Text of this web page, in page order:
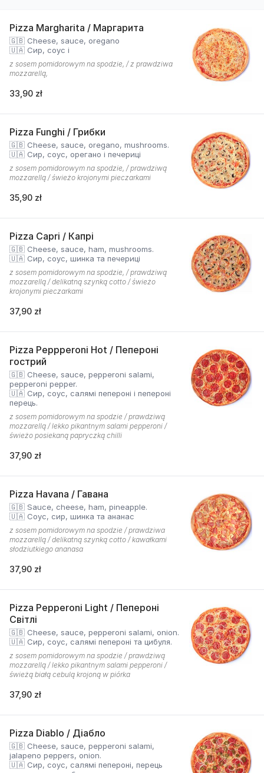
Pizza Margharita / Маргарита
🇬🇧 Cheese, sauce, oregano
🇺🇦 Сир, соус і
z sosem pomidorowym na spodzie, / z prawdziwa
mozzarellą,
33,90 zł
Pizza Funghi / Грибки
🇬🇧 Cheese, sauce, oregano, mushrooms.
🇺🇦 Сир, соус, орегано і печериці
z sosem pomidorowym na spodzie, / prawdziwą
mozzarellą / świeżo krojonymi pieczarkami
35,90 zł
Pizza Capri / Капрі
🇬🇧 Cheese, sauce, ham, mushrooms.
🇺🇦 Сир, соус, шинка та печериці
z sosem pomidorowym na spodzie, / prawdziwą
mozzarellą / delikatną szynką cotto / świeżo
krojonymi pieczarkami
37,90 zł
Pizza Peppperoni Hot / Пепероні
гострий
🇬🇧 Cheese, sauce, pepperoni salami,
pepperoni pepper.
🇺🇦 Сир, соус, салямі пепероні і пепероні
перець.
z sosem pomidorowym na spodzie / prawdziwą
mozzarellą / lekko pikantnym salami pepperoni /
świeżo posiekaną papryczką chilli
37,90 zł
Pizza Havana / Гавана
🇬🇧 Sauce, cheese, ham, pineapple.
🇺🇦 Соус, сир, шинка та ананас
z sosem pomidorowym na spodzie / prawdziwa
mozzarellą / delikatną szynką cotto / kawałkami
słodziutkiego ananasa
37,90 zł
Pizza Pepperoni Light / Пепероні
Світлі
🇬🇧 Cheese, sauce, pepperoni salami, onion.
🇺🇦 Сир, соус, салямі пепероні та цибуля.
z sosem pomidorowym na spodzie / prawdziwą
mozzarellą / lekko pikantnym salami pepperoni /
świeżą białą cebulą krojoną w piórka
37,90 zł
Pizza Diablo / Діабло
🇬🇧 Cheese, sauce, pepperoni salami,
jalapeno peppers, onion.
🇺🇦 Сир, соус, салямі пепероні, перець